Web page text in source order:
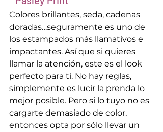
Colores brillantes, seda, cadenas
doradas…seguramente es uno de
los estampados más llamativos e
impactantes. Así que si quieres
llamar la atención, este es el look
perfecto para ti. No hay reglas,
simplemente es lucir la prenda lo
mejor posible. Pero si lo tuyo no es
cargarte demasiado de color,
entonces opta por sólo llevar un